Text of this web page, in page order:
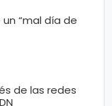
“mal día de
de las redes